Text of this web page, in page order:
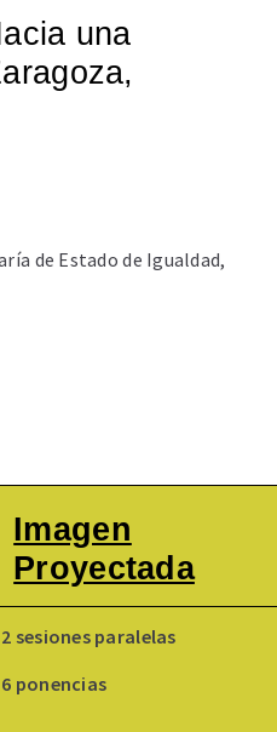
una
de Estado de Igualdad,
Imagen
Proyectada
2 sesiones paralelas
6 ponencias